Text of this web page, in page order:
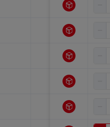
4.8
4.8
4.8
4.8
4.8